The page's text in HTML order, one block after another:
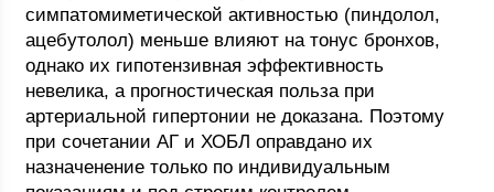
симпатомиметической активностью (пиндолол,
ацебутолол) меньше влияют на тонус бронхов,
однако их гипотензивная эффективность
невелика, а прогностическая польза при
артериальной гипертонии не доказана. Поэтому
при сочетании АГ и ХОБЛ оправдано их
назначенение только по индивидуальным